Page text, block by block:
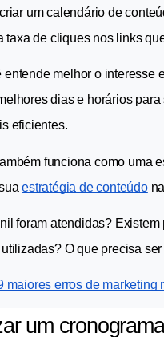
um calendário de
taxa de cliques nos links
melhor o interesse
dias e horários
eficientes.
funciona como uma
estratégia de conteúdo
foram atendidas?
O que precisa
maiores erros de marketing
um